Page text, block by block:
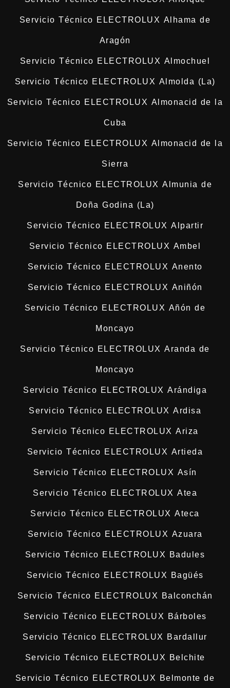
Servicio Técnico ELECTROLUX Alhama de
Aragón
Servicio Técnico ELECTROLUX Almochuel
Servicio Técnico ELECTROLUX Almolda (La)
Servicio Técnico ELECTROLUX Almonacid de la
Cuba
Servicio Técnico ELECTROLUX Almonacid de la
Sierra
Servicio Técnico ELECTROLUX Almunia de
Doña Godina (La)
Servicio Técnico ELECTROLUX Alpartir
Servicio Técnico ELECTROLUX Ambel
Servicio Técnico ELECTROLUX Anento
Servicio Técnico ELECTROLUX Aniñón
Servicio Técnico ELECTROLUX Añón de
Moncayo
Servicio Técnico ELECTROLUX Aranda de
Moncayo
Servicio Técnico ELECTROLUX Arándiga
Servicio Técnico ELECTROLUX Ardisa
Servicio Técnico ELECTROLUX Ariza
Servicio Técnico ELECTROLUX Artieda
Servicio Técnico ELECTROLUX Asín
Servicio Técnico ELECTROLUX Atea
Servicio Técnico ELECTROLUX Ateca
Servicio Técnico ELECTROLUX Azuara
Servicio Técnico ELECTROLUX Badules
Servicio Técnico ELECTROLUX Bagüés
Servicio Técnico ELECTROLUX Balconchán
Servicio Técnico ELECTROLUX Bárboles
Servicio Técnico ELECTROLUX Bardallur
Servicio Técnico ELECTROLUX Belchite
Servicio Técnico ELECTROLUX Belmonte de